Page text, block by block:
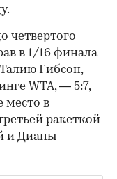
четвертого
в 1/16 финала
Гибсон,
WTA, — 5:7,
место в
ракеткой
и Дианы